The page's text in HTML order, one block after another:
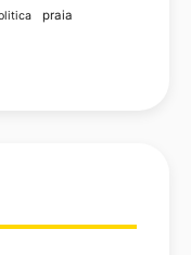
praia